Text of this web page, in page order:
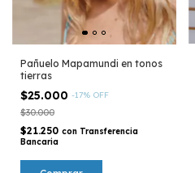
Pañuelo Mapamundi en tonos
tierras
$25.000 -17% OFF
$30.000
$21.250 con Transferencia
Bancaria